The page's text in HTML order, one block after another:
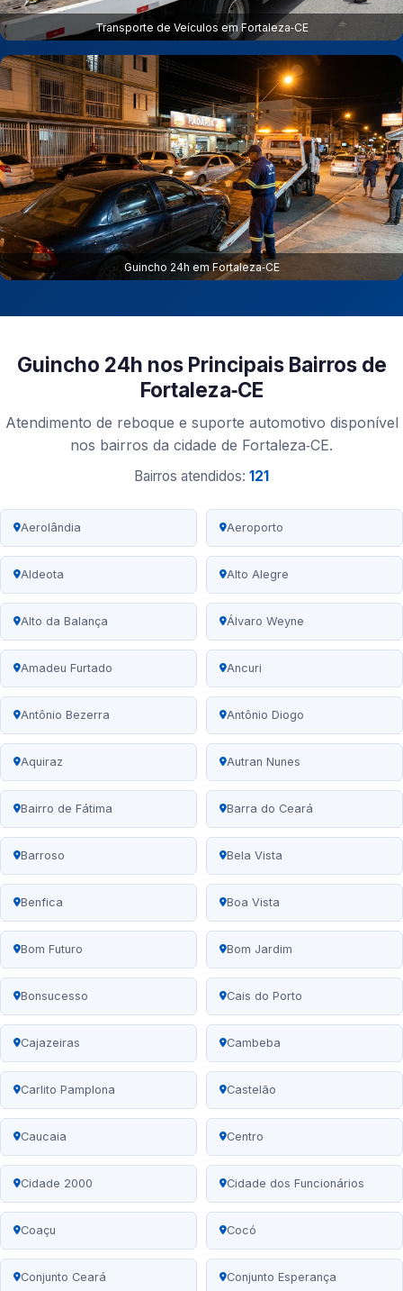
Transporte de Veículos em Fortaleza‑CE
Guincho 24h em Fortaleza‑CE
Guincho 24h nos Principais Bairros de
Fortaleza‑CE
Atendimento de reboque e suporte automotivo disponível
nos bairros da cidade de Fortaleza‑CE.
Bairros atendidos: 121
Aerolândia Aeroporto
Aldeota Alto Alegre
Alto da Balança Álvaro Weyne
Amadeu Furtado Ancuri
Antônio Bezerra Antônio Diogo
Aquiraz Autran Nunes
Bairro de Fátima Barra do Ceará
Barroso Bela Vista
Benfica Boa Vista
Bom Futuro Bom Jardim
Bonsucesso Cais do Porto
Cajazeiras Cambeba
Carlito Pamplona Castelão
Caucaia Centro
Cidade 2000 Cidade dos Funcionários
Coaçu Cocó
Conjunto Ceará Conjunto Esperança